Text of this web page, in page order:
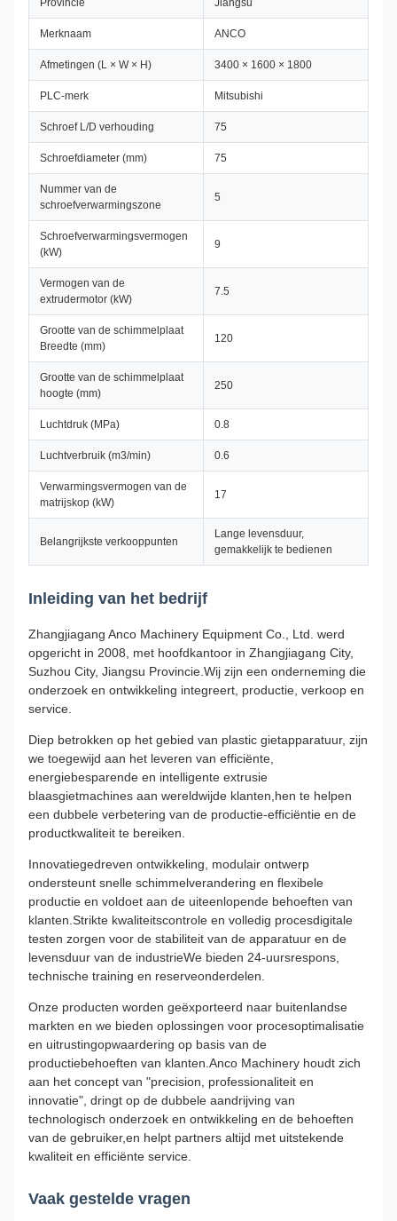
Provincie Jiangsu
Merknaam ANCO
Afmetingen (L × W × H) 3400 × 1600 × 1800
PLC-merk Mitsubishi
Schroef L/D verhouding 75
Schroefdiameter (mm) 75
Nummer van de
schroefverwarmingszone
5
Schroefverwarmingsvermogen
(kW)
9
Vermogen van de
extrudermotor (kW)
7.5
Grootte van de schimmelplaat
Breedte (mm)
120
Grootte van de schimmelplaat
hoogte (mm)
250
Luchtdruk (MPa) 0.8
Luchtverbruik (m3/min) 0.6
Verwarmingsvermogen van de
matrijskop (kW)
17
Belangrijkste verkooppunten
Lange levensduur,
gemakkelijk te bedienen
Inleiding van het bedrijf
Zhangjiagang Anco Machinery Equipment Co., Ltd. werd
opgericht in 2008, met hoofdkantoor in Zhangjiagang City,
Suzhou City, Jiangsu Provincie.Wij zijn een onderneming die
onderzoek en ontwikkeling integreert, productie, verkoop en
service.
Diep betrokken op het gebied van plastic gietapparatuur, zijn
we toegewijd aan het leveren van efficiënte,
energiebesparende en intelligente extrusie
blaasgietmachines aan wereldwijde klanten,hen te helpen
een dubbele verbetering van de productie-efficiëntie en de
productkwaliteit te bereiken.
Innovatiegedreven ontwikkeling, modulair ontwerp
ondersteunt snelle schimmelverandering en flexibele
productie en voldoet aan de uiteenlopende behoeften van
klanten.Strikte kwaliteitscontrole en volledig procesdigitale
testen zorgen voor de stabiliteit van de apparatuur en de
levensduur van de industrieWe bieden 24-uursrespons,
technische training en reserveonderdelen.
Onze producten worden geëxporteerd naar buitenlandse
markten en we bieden oplossingen voor procesoptimalisatie
en uitrustingopwaardering op basis van de
productiebehoeften van klanten.Anco Machinery houdt zich
aan het concept van "precision, professionaliteit en
innovatie", dringt op de dubbele aandrijving van
technologisch onderzoek en ontwikkeling en de behoeften
van de gebruiker,en helpt partners altijd met uitstekende
kwaliteit en efficiënte service.
Vaak gestelde vragen